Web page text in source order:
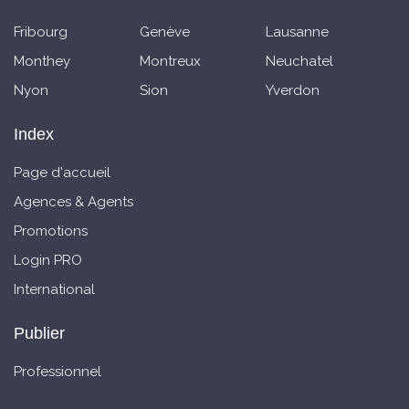
Fribourg Genève
Lausanne
Monthey
Montreux
Neuchatel
Nyon
Sion Yverdon
Index
Page d'accueil
Agences & Agents
Promotions
Login PRO
International
Publier
Professionnel